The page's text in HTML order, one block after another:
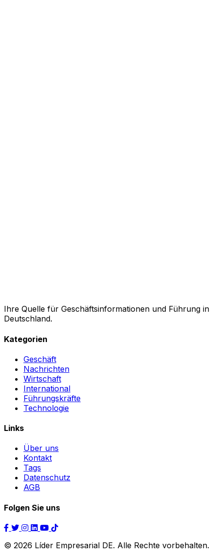
Ihre Quelle für Geschäftsinformationen und Führung in
Deutschland.
Kategorien
Geschäft
Nachrichten
Wirtschaft
International
Führungskräfte
Technologie
Links
Über uns
Kontakt
Tags
Datenschutz
AGB
Folgen Sie uns
© 2026 Líder Empresarial DE. Alle Rechte vorbehalten.